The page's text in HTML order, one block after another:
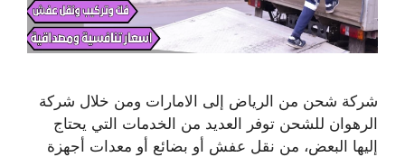
شركة شحن من الرياض إلى الامارات ومن خلال شركة
الرهوان للشحن توفر العديد من الخدمات التي يحتاج
إليها البعض، من نقل عفش أو بضائع أو معدات أجهزة